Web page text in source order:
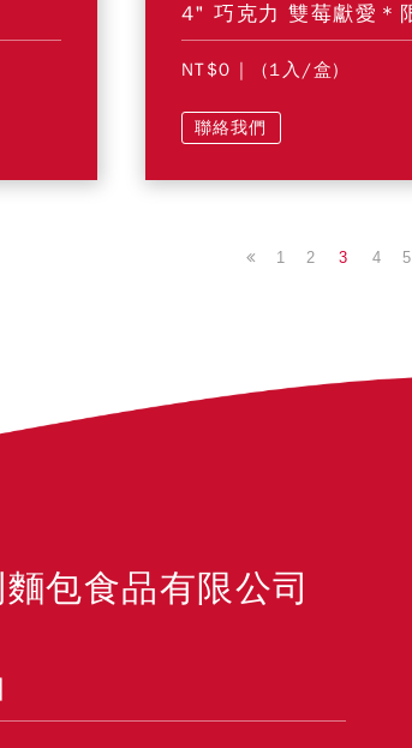
NT$0 | (1入/盒)
聯絡我們
1 2 3 4 5
包食品有限公司